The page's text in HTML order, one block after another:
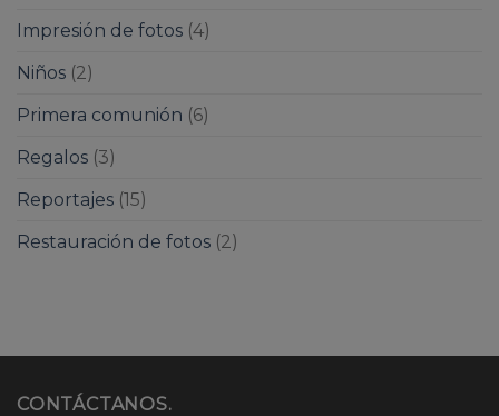
Impresión de fotos (4)
Niños (2)
Primera comunión (6)
Regalos (3)
Reportajes (15)
Restauración de fotos (2)
CONTÁCTANOS.